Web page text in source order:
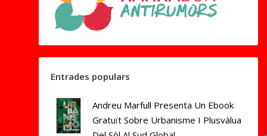
Entrades populars
Andreu Marfull Presenta Un Ebook
Gratuït Sobre Urbanisme I Plusvàlua